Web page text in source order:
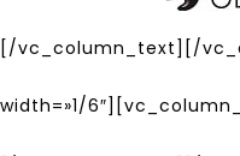
[/vc_column_text][/
width=»1/